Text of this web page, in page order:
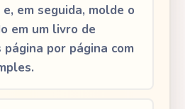
em seguida, molde o
em um livro de
por página com